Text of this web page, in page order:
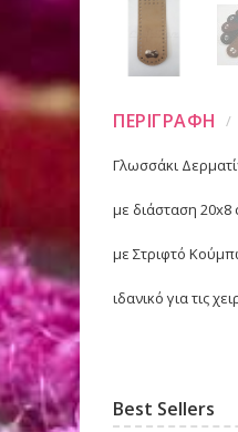
ΠΕΡΙΓΡΑΦΗ
Γλωσσάκι
με διάσταση 20x8
με Στριφτό
ιδανικό για τις
Best Sellers